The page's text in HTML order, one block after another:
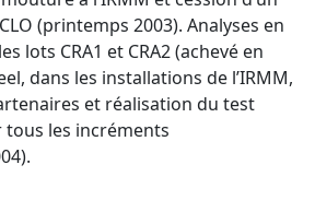
(printemps 2003). Analyses en
lots CRA1 et CRA2 (achevé en
dans les installations de l’IRMM,
et réalisation du test
les incréments